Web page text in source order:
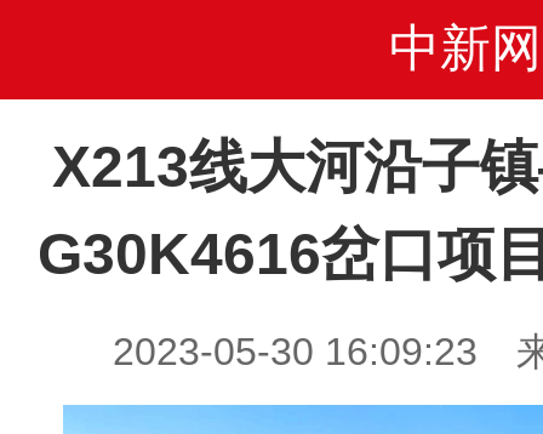
中新网
X213线大河沿子
G30K4616岔口项
2023-05-30 16:09:23